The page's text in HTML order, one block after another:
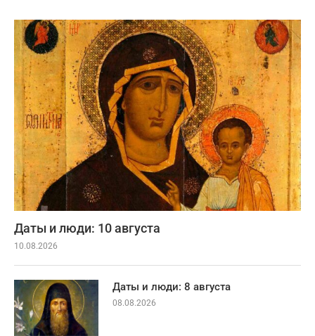
Даты и люди: 10 августа
10.08.2026
Даты и люди: 8 августа
08.08.2026